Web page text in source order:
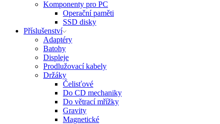
Komponenty pro PC
Operační paměti
SSD disky
Příslušenství
Adaptéry
Batohy
Displeje
Prodlužovací kabely
Držáky
Čelisťové
Do CD mechaniky
Do větrací mřížky
Gravity
Magnetické